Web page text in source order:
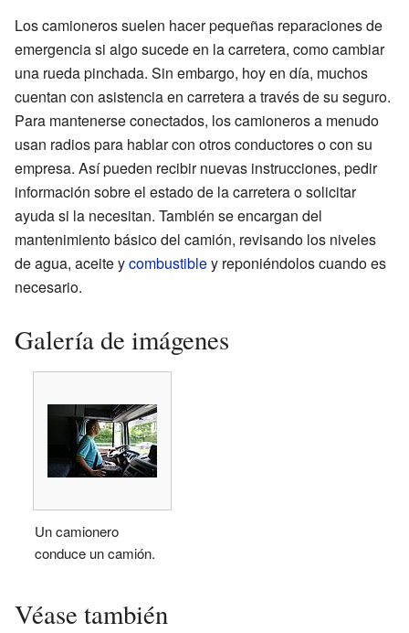
Los camioneros suelen hacer pequeñas reparaciones de
emergencia si algo sucede en la carretera, como cambiar
una rueda pinchada. Sin embargo, hoy en día, muchos
cuentan con asistencia en carretera a través de su seguro.
Para mantenerse conectados, los camioneros a menudo
usan radios para hablar con otros conductores o con su
empresa. Así pueden recibir nuevas instrucciones, pedir
información sobre el estado de la carretera o solicitar
ayuda si la necesitan. También se encargan del
mantenimiento básico del camión, revisando los niveles
de agua, aceite ycombustibley reponiéndolos cuando es
necesario.
Galería de imágenes
Un camionero
conduce un camión.
Véase también